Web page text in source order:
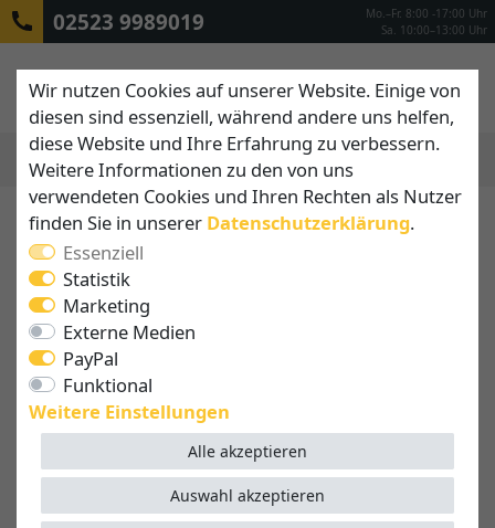
02523 9989019
Mo.–Fr. 8:00 -17:00 Uhr
Sa. 10:00–13:00 Uhr
Wir nutzen Cookies auf unserer Website. Einige von
diesen sind essenziell, während andere uns helfen,
diese Website und Ihre Erfahrung zu verbessern.
Weitere Informationen zu den von uns
verwendeten Cookies und Ihren Rechten als Nutzer
finden Sie in unserer Daten­schutz­erklärung.
Essenziell
Statistik
Marketing
Externe Medien
PayPal
Funktional
Weitere Einstellungen
Alle akzeptieren
Auswahl akzeptieren